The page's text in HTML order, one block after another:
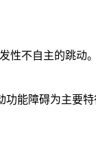
不自主的跳动
能障碍为主要